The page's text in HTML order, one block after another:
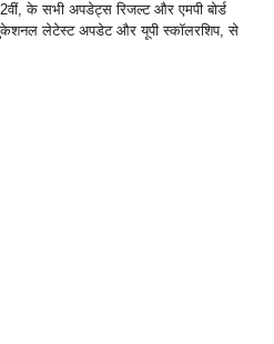
के सभी अपडेट्स रिजल्ट और एमपी बोर्ड
एजुकेशनल लेटेस्ट अपडेट और यूपी स्कॉलरशिप, से